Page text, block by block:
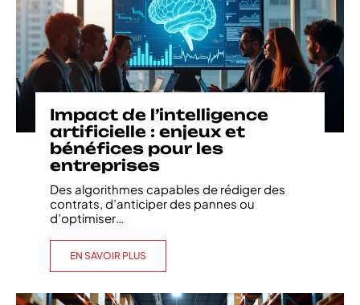
Impact de l’intelligence
artificielle : enjeux et
bénéfices pour les
entreprises
Des algorithmes capables de rédiger des
contrats, d’anticiper des pannes ou
d’optimiser…
EN SAVOIR PLUS